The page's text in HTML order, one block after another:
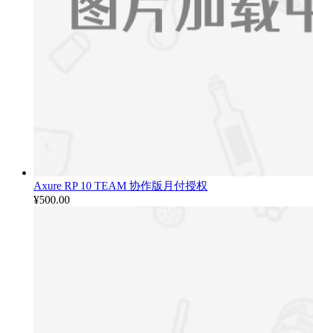
Axure RP 10 TEAM 协作版月付授权
¥500.00